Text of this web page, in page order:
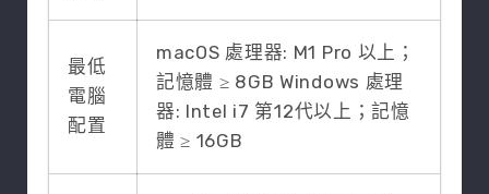
最低
電腦
配置
macOS 處理器: M1 Pro 以上；
記憶體 ≥ 8GB Windows 處理
器: Intel i7 第12代以上；記憶
體 ≥ 16GB